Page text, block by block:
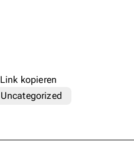
Link kopieren
Uncategorized